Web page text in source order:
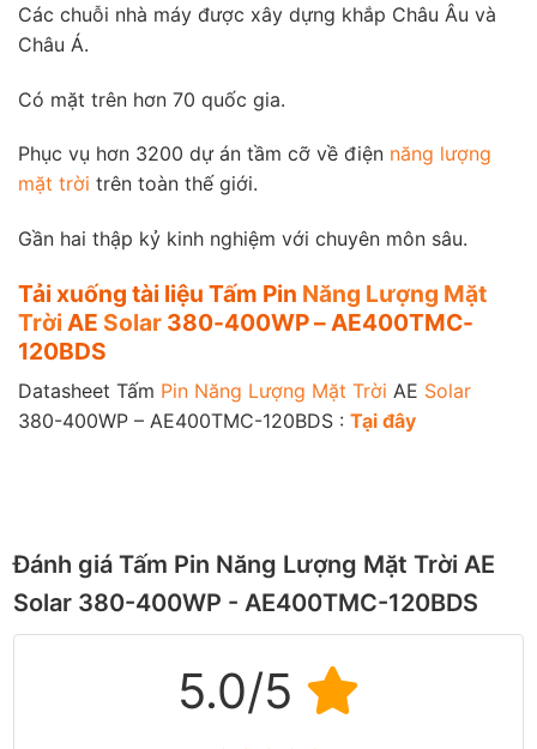
Các chuỗi nhà máy được xây dựng khắp Châu Âu và
Châu Á.
Có mặt trên hơn 70 quốc gia.
Phục vụ hơn 3200 dự án tầm cỡ về điện năng lượng
mặt trời trên toàn thế giới.
Gần hai thập kỷ kinh nghiệm với chuyên môn sâu.
Tải xuống tài liệu Tấm Pin Năng Lượng Mặt
Trời AE Solar 380-400WP – AE400TMC-
120BDS
Datasheet Tấm Pin Năng Lượng Mặt Trời AE Solar
380-400WP – AE400TMC-120BDS : Tại đây
Đánh giá Tấm Pin Năng Lượng Mặt Trời AE
Solar 380-400WP - AE400TMC-120BDS
5.0/5